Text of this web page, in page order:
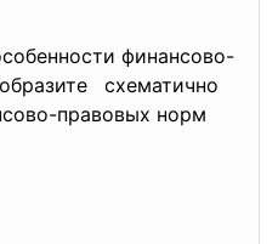
финансово-
схематично
правовых норм